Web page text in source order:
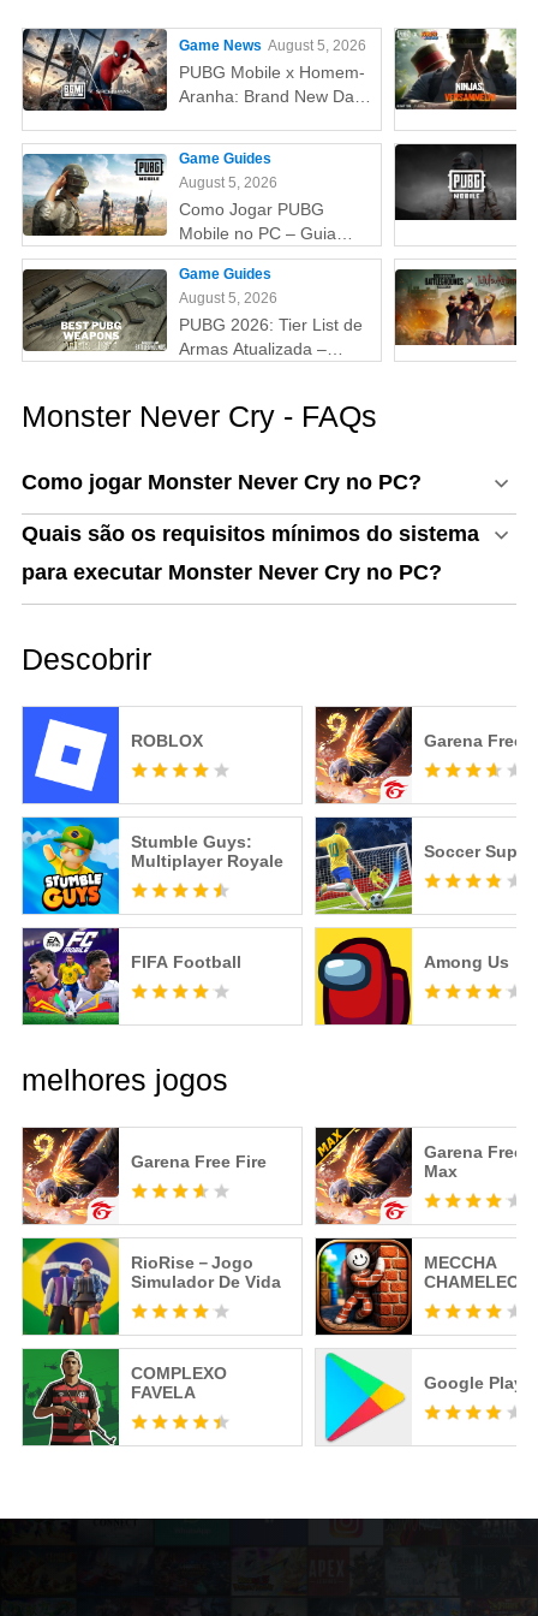
Game News August 5, 2026
PUBG Mobile x Homem-
Aranha: Brand New Day
que você precisa saber!
Game Guides
August 5, 2026
Como Jogar PUBG
Mobile no PC – Guia
Passo a Passo com
Emulador (Atualizado
2026)
Game Guides
August 5, 2026
PUBG 2026: Tier List de
Armas Atualizada –
Monster Never Cry - FAQs
Como jogar Monster Never Cry no PC?
Quais são os requisitos mínimos do sistema
para executar Monster Never Cry no PC?
Descobrir
ROBLOX Garena Free
Stumble Guys:
Multiplayer Royale
Soccer Super
FIFA Football Among Us
melhores jogos
Garena Free Fire
RioRise－Jogo
Simulador De Vida
COMPLEXO
FAVELA
Garena Free
Max
MECCHA
CHAMELEON
Google Play